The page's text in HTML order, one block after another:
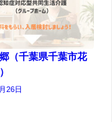
（千葉県千葉市花
26日